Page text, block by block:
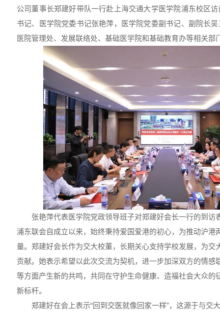
公司董事长郑建好带队一行赴上海交通大学医学院浦东校区
书记、医学院党委书记张艳萍，医学院党委副书记、副院长
医院管理处、发展联络处、基础医学院和基础教育办等相关部
张艳萍代表医学院党政领导班子对郑建好会长一行的到访
浦东联会自成立以来，始终秉持爱国爱港的初心，为推动沪港
量。郑建好会长作为交大校董，长期关心支持学校发展，为交
贡献。她表示希望以此次交流为契机，进一步加深双方的情感
等方面产生新的共鸣，共同在守护生命健康、造福社会大众的
新标杆。
郑建好在会上表示“回到交医就像回家一样”，这源于与交